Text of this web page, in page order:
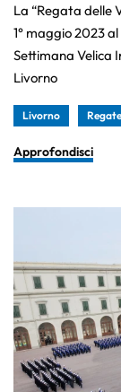
La “Regata delle
1° maggio 2023
Settimana Velica
Livorno
Livorno Regate
Approfondisci